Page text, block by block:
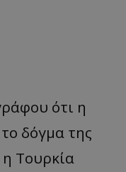
ότι η
δόγμα της
Τουρκία